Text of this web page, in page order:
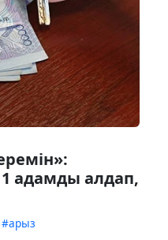
адамды алдап,
#арыз